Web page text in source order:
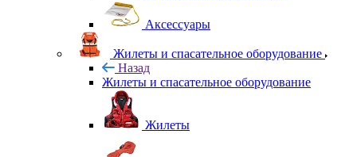
Аксессуары
Жилеты и спасательное оборудование
Назад
Жилеты и спасательное оборудование
Жилеты